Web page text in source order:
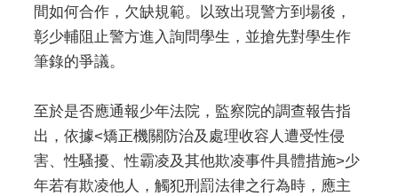
間如何合作，欠缺規範。以致出現警方到場後，
彰少輔阻止警方進入詢問學生，並搶先對學生作
筆錄的爭議。
至於是否應通報少年法院，監察院的調查報告指
出，依據<矯正機關防治及處理收容人遭受性侵
害、性騷擾、性霸凌及其他欺凌事件具體措施>少
年若有欺凌他人，觸犯刑罰法律之行為時，應主